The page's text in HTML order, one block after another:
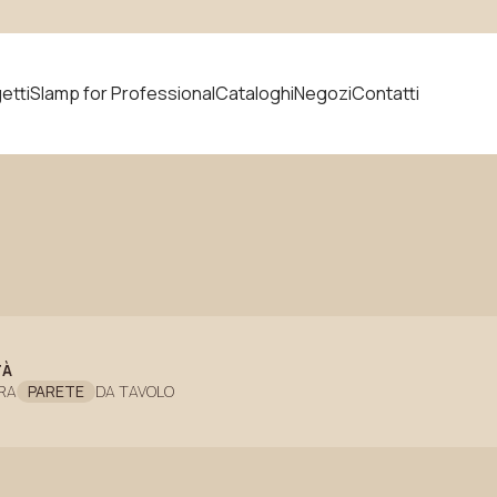
Slamp for ProfessionalCataloghiNegoziContatti
PARETE DA TAVOLO